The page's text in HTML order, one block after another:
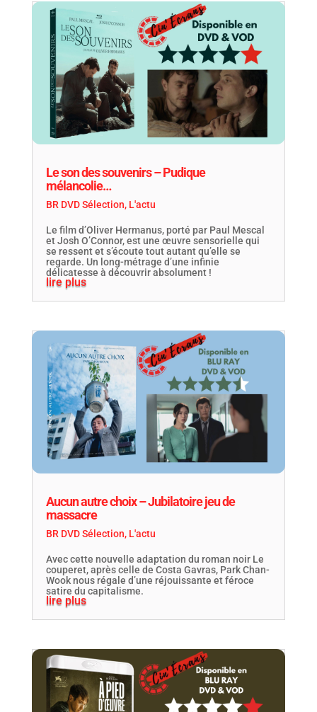
Le son des souvenirs – Pudique
mélancolie…
BR DVD Sélection, L'actu
Le film d’Oliver Hermanus, porté par Paul Mescal
et Josh O’Connor, est une œuvre sensorielle qui
se ressent et s’écoute tout autant qu’elle se
regarde. Un long-métrage d’une infinie
délicatesse à découvrir absolument !
lire plus
Aucun autre choix – Jubilatoire jeu de
massacre
BR DVD Sélection, L'actu
Avec cette nouvelle adaptation du roman noir Le
couperet, après celle de Costa Gavras, Park Chan-
Wook nous régale d’une réjouissante et féroce
satire du capitalisme.
lire plus